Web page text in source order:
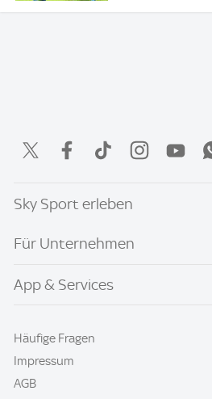
Sky Sport erleben
Für Unternehmen
App & Services
Häufige Fragen
Impressum
AGB